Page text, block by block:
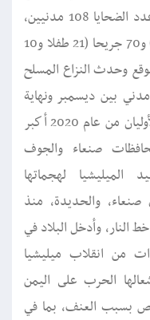
الثلاثة الأولى من يونيو الماضي وصل عدد الضحايا 108 مدنيين،
بينهم 38 حالة وفاة (9 أطفال و5 نساء) و70 جريحا (21 طفلا و10
وحدث النزاع المسلح
قتلت ميليشيا الحوثي أكثر من 500 مدني بين ديسمبر ونهاية
فبراير الماضي، حيث شهد الشهران الأوليان من عام 2020 أكبر
صنعاء والجوف
لهجماتها
والحديدة، منذ
النار، وأدخل البلاد في
من انقلاب ميليشيا
الدولة العام 2015، وإشعالها الحرب على اليمن
حوالي 233 ألف شخص بسبب العنف، بما في